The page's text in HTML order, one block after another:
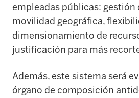
empleadas públicas: gestión
movilidad geográfica,
dimensionamiento de
justificación para más
Además, este sistema será
órgano de composición